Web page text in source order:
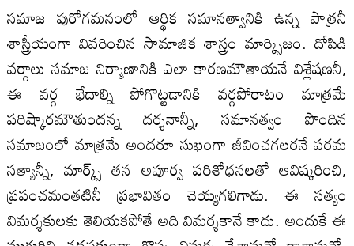
సమాజ పురోగమనంలో ఆర్థిక సమానత్వానికి ఉన్న పాత్రనీ
శాస్త్రీయంగా వివరించిన సామాజిక శాస్త్రం మార్క్సిజం. దోపిడి
వర్గాలు సమాజ నిర్మాణానికి ఎలా కారణమౌతాయనే విశ్లేషణనీ,
ఈ వర్గ భేదాల్ని పోగొట్టడానికి వర్గపోరాటం మాత్రమే
పరిష్కారమౌతుందన్న దర్శనాన్నీ, సమానత్వం పొందిన
సమాజంలో మాత్రమే అందరూ సుఖంగా జీవించగలరనే పరమ
సత్యాన్నీ, మార్క్స్‌ తన అపూర్వ పరిశోధనలతో ఆవిష్కరించి,
ప్రపంచమంతటినీ ప్రభావితం చెయ్యగలిగాడు. ఈ సత్యం
విమర్శకులకు తెలియకపోతే అది విమర్శకానే కాదు. అందుకే ఈ